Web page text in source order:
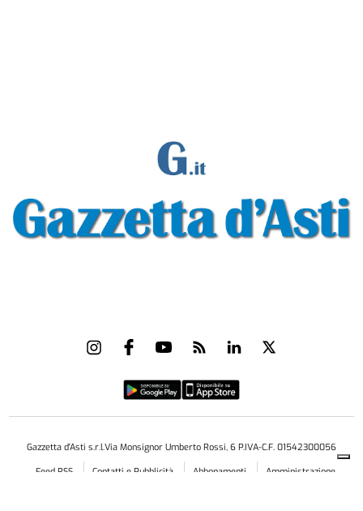
Gazzetta d'Asti s.r.l.Via Monsignor Umberto Rossi, 6 P.IVA-C.F. 01542300056
Feed RSS
Contatti e Pubblicità Abbonamenti
Amministrazione